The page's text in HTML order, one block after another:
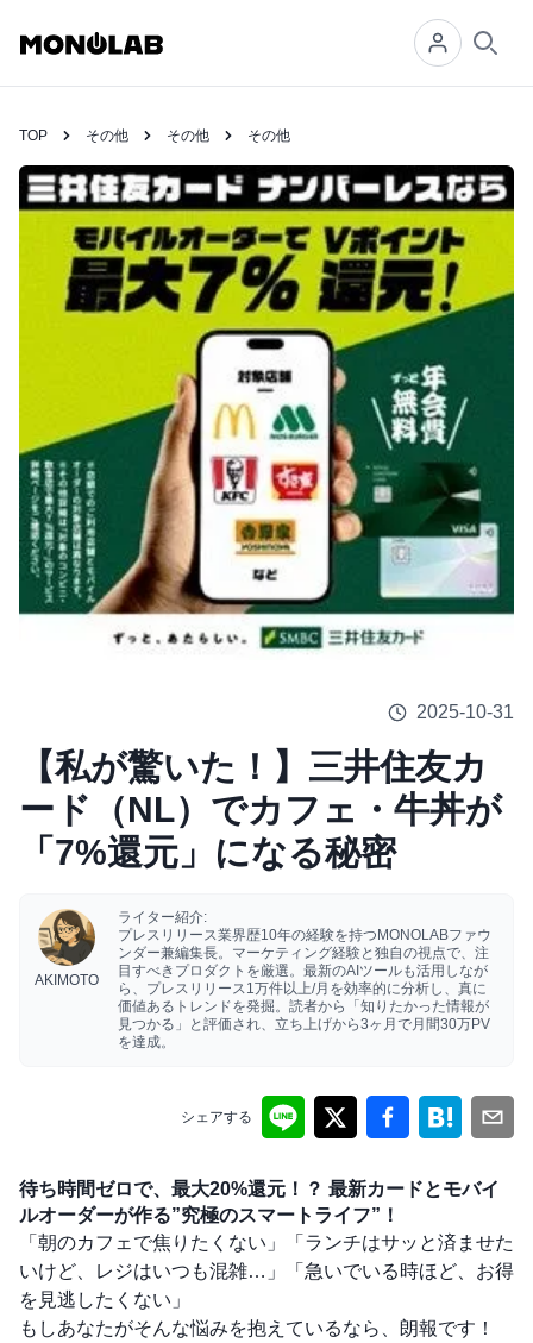
TOP その他 その他 その他
2025-10-31
【私が驚いた！】三井住友カ
ード（NL）でカフェ・牛丼が
「7%還元」になる秘密
AKIMOTO
ライター紹介:
プレスリリース業界歴10年の経験を持つMONOLABファウ
ンダー兼編集長。マーケティング経験と独自の視点で、注
目すべきプロダクトを厳選。最新のAIツールも活用しなが
ら、プレスリリース1万件以上/月を効率的に分析し、真に
価値あるトレンドを発掘。読者から「知りたかった情報が
見つかる」と評価され、立ち上げから3ヶ月で月間30万PV
を達成。
シェアする
待ち時間ゼロで、最大20%還元！？ 最新カードとモバイ
ルオーダーが作る”究極のスマートライフ”！
「朝のカフェで焦りたくない」「ランチはサッと済ませた
いけど、レジはいつも混雑…」「急いでいる時ほど、お得
を見逃したくない」
もしあなたがそんな悩みを抱えているなら、朗報です！